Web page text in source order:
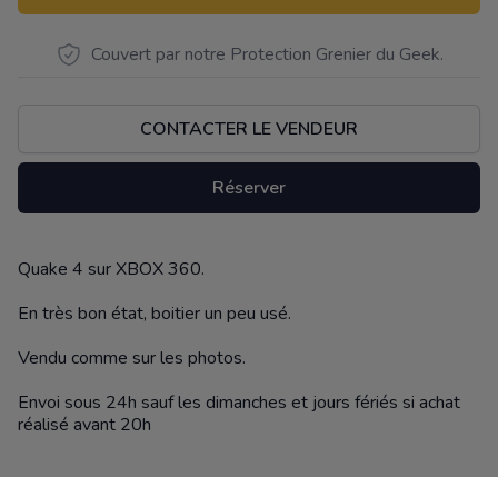
Couvert par notre Protection Grenier du Geek.
CONTACTER LE VENDEUR
Réserver
Description
Quake 4 sur XBOX 360.
En très bon état, boitier un peu usé.
Vendu comme sur les photos.
Envoi sous 24h sauf les dimanches et jours fériés si achat
réalisé avant 20h